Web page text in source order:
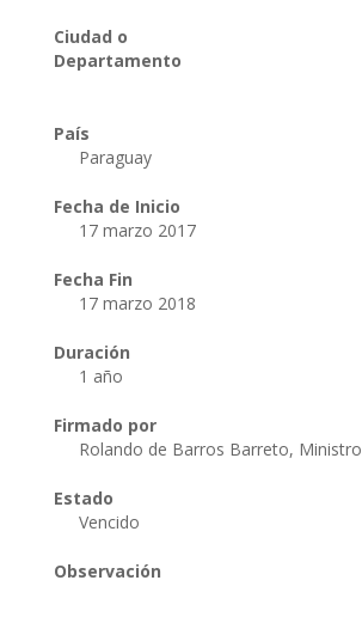
Ciudad o
Departamento
País
Paraguay
Fecha de Inicio
17 marzo 2017
Fecha Fin
17 marzo 2018
Duración
1 año
Firmado por
Rolando de Barros Barreto, Ministro
Estado
Vencido
Observación